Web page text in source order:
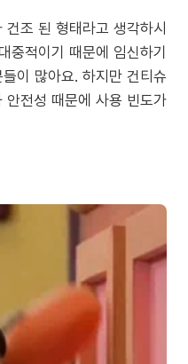
조 된 형태라고 생각하시
중적이기 때문에 임신하기
이 많아요. 하지만 건티슈
전성 때문에 사용 빈도가